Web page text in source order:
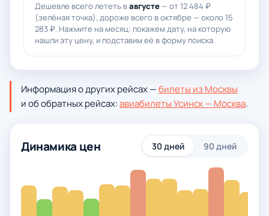
Дешевле всего лететь вавгусте — от 12 484 ₽
(зелёная точка), дороже всего в октябре — около 15
283 ₽. Нажмите на месяц: покажем дату, на которую
нашли эту цену, и подставим её в форму поиска.
Информация о других рейсах —билеты из Москвы
и об обратных рейсах:авиабилеты Усинск — Москва.
Динамика цен 30 дней 90 дней